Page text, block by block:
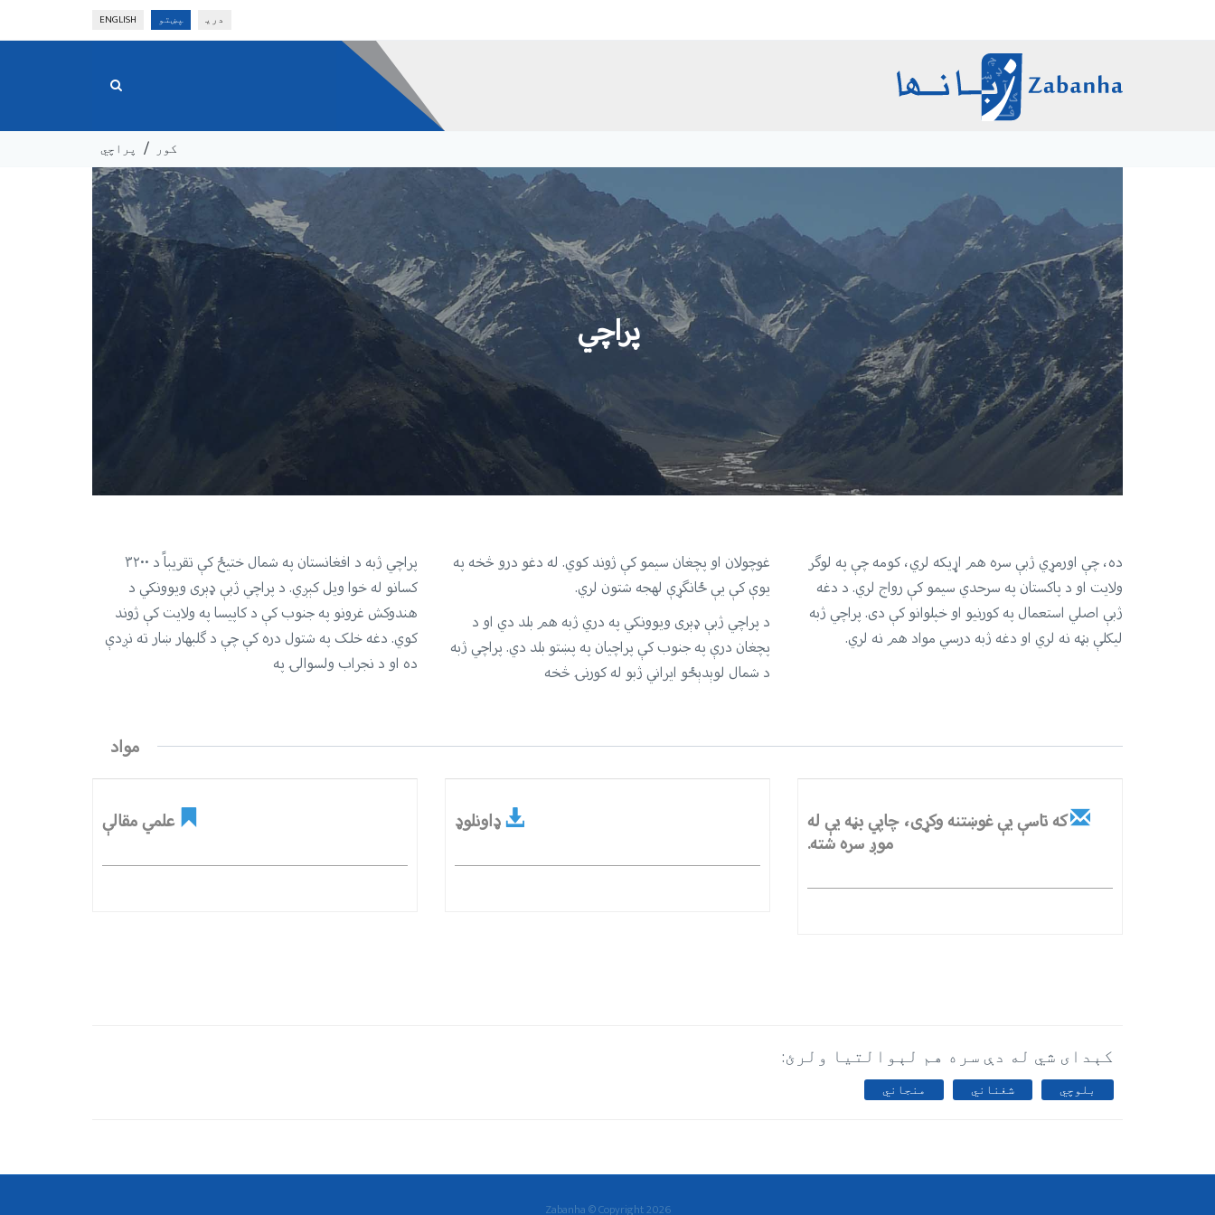
ENGLISH دری پښتو
کور پراچي
پراچي
ده، چې اورمړي ژبې سره هم اړیکه لري، کومه چې په لوګر
ولایت او د پاکستان په سرحدي سیمو کې رواج لري. د دغه
ژبې اصلي استعمال په کورنيو او خپلوانو کې دی. پراچي ژبه
لیکلې بڼه نه لري او دغه ژبه درسي مواد هم نه لري.
غوچولان او پچغان سيمو کې ژوند کوي. له دغو درو څخه په
یوې کې يې ځانګړې لهجه شتون لري.
د پراچي ژبې ډېری ویوونکي په دري ژبه هم بلد دي او د
پچغان درې په جنوب کې پراچيان په پښتو بلد دي. پراچي ژبه
د شمال لوېدېځو ایراني ژبو له کورنۍ څخه
پراچي ژبه د افغانستان په شمال ختیځ کې تقریباً د ۳۲۰۰
کسانو له خوا ویل کېږي. د پراچي ژبې ډېری ویوونکي د
هندوکش غرونو په جنوب کې د کاپیسا په ولایت کې ژوند
کوي. دغه خلک په شتول دره کې چې د ګلبهار ښار ته نږدې
ده او د نجراب ولسوالۍ په
مواد
که تاسې یې غوښتنه وکړی، چاپي بڼه یې له
موږ سره شته.
ډاونلوډ علمي مقالې
کېدای شي له دې سره هم لېوالتیا ولرئ:
بلوچي شغناني منجاني
Zabanha © Copyright2026